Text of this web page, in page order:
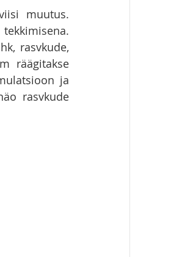
muutus.
rasvkude,
räägitakse
rasvkude